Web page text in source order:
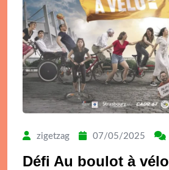
zigetzag 07/05/2025
Défi Au boulot à